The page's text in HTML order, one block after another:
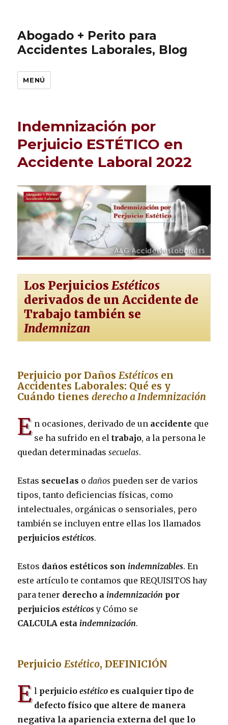
Abogado + Perito para
Accidentes Laborales, Blog
MENÚ
Indemnización por
Perjuicio ESTÉTICO en
Accidente Laboral 2022
Los PerjuiciosEstéticos
derivados de un Accidente de
Trabajo también se
Indemnizan
Perjuicio por Daños Estéticos en
Accidentes Laborales: Qué es y
Cuándo tienesderecho a Indemnización
E n ocasiones, derivado de un accidente que
se ha sufrido en el trabajo, a la persona le
quedan determinadassecuelas.
Estas secuelas odaños pueden ser de varios
tipos, tanto deficiencias físicas, como
intelectuales, orgánicas o sensoriales, pero
también se incluyen entre ellas los llamados
perjuiciosestéticos.
Estos daños estéticos son indemnizables. En
este artículo te contamos que REQUISITOS hay
para tener derecho a indemnización por
perjuiciosestéticosy Cómo se
CALCULA esta indemnización.
Perjuicio Estético, DEFINICIÓN
E l perjuicio estéticoes cualquier tipo de
defecto físico que altere de manera
negativa la apariencia externa del que lo